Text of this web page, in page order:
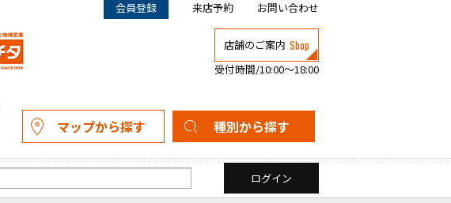
会員登録 来店予約 お問い合わせ
店舗のご案内 Shop
受付時間/10:00～18:00
マップから探す 種別から探す
新築一戸建て
中古一戸建て
マンション
土地